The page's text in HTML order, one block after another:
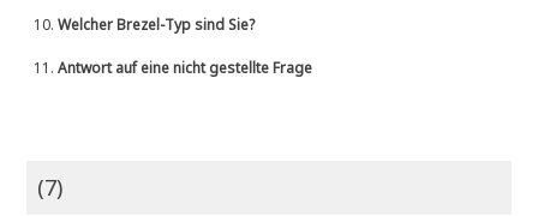
10.Welcher Brezel-Typ sind Sie?
11.Antwort auf eine nicht gestellte Frage
(7)